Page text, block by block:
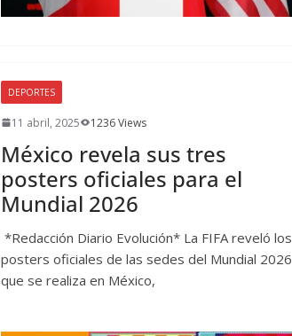
DEPORTES
11 abril, 2025 1236 Views
México revela sus tres
posters oficiales para el
Mundial 2026
*Redacción Diario Evolución* La FIFA reveló los
posters oficiales de las sedes del Mundial 2026
que se realiza en México,